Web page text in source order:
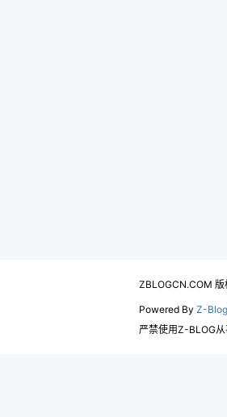
ZBLOGCN.COM
Powered By Z-
严禁使用Z-BLOG